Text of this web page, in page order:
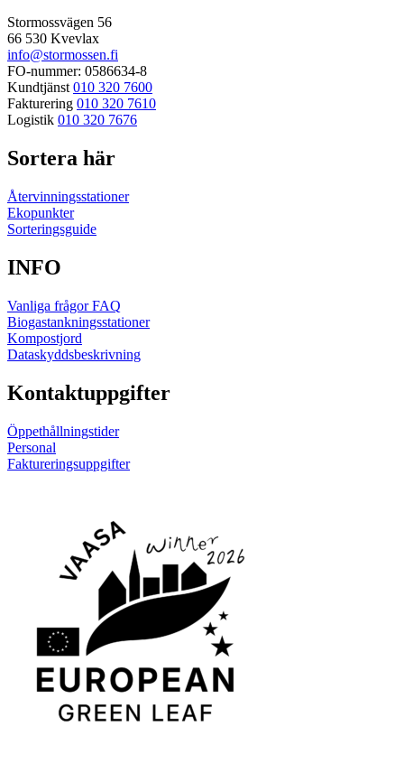
Stormossvägen 56
66 530 Kvevlax
info@stormossen.fi
FO-nummer: 0586634-8
Kundtjänst010 320 7600
Fakturering 010 320 7610
Logistik 010 320 7676
Sortera här
Återvinningsstationer
Ekopunkter
Sorteringsguide
INFO
Vanliga frågor FAQ
Biogastankningsstationer
Kompostjord
Dataskyddsbeskrivning
Kontaktuppgifter
Öppethållningstider
Personal
Faktureringsuppgifter